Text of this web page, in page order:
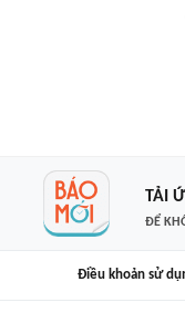
TẢI
ĐỂ
Điều khoản sử